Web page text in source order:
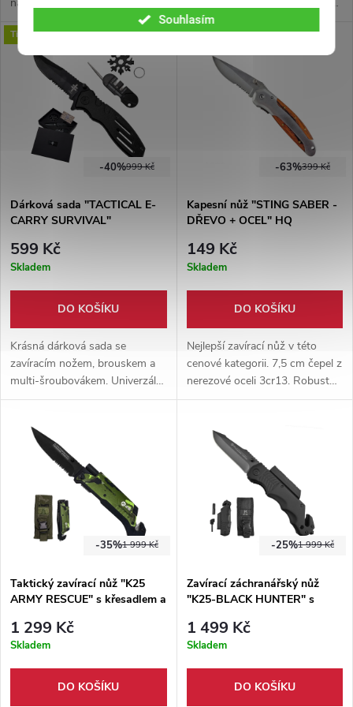
Souhlasím
Dodáváno v dárkovém balení.
oceli. Z vnitřní strany je nůž
Tip
999 Kč
-40%
Dárková sada "TACTICAL E-
CARRY SURVIVAL"
599 Kč
Skladem
DO KOŠÍKU
Krásná dárková sada se
zavíracím nožem, brouskem a
multi-šroubovákem. Univerzální
sada pro každodenní použití, či
HQ!
399 Kč
-63%
Kapesní nůž "STING SABER -
DŘEVO + OCEL" HQ
149 Kč
Skladem
DO KOŠÍKU
Nejlepší zavírací nůž v této
cenové kategorii. 7,5 cm čepel z
nerezové oceli 3cr13. Robustní
kapesní klip pro bezpečné
pouze oceli a dřeva.
1 999 Kč
-35%
Taktický zavírací nůž "K25
ARMY RESCUE" s křesadlem a
1 299 Kč
Skladem
DO KOŠÍKU
1 999 Kč
-25%
Zavírací záchranářský nůž
"K25-BLACK HUNTER" s
1 499 Kč
Skladem
DO KOŠÍKU